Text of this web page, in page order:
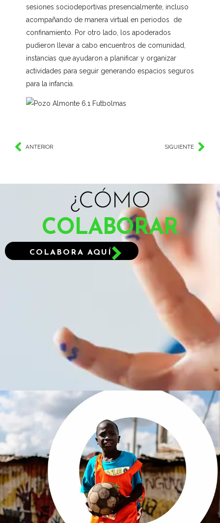
sesiones sociodeportivas presencialmente, incluso
acompañando de manera virtual en periodos de
confinamiento. Por otro lado, los apoderados
pudieron llevar a cabo encuentros de comunidad,
instancias que ayudaron a planificar y organizar
actividades para seguir generando espacios seguros
para la infancia.
ANTERIOR SIGUIENTE
¿CÓMO
COLABORAR
COLABORA AQUÍ